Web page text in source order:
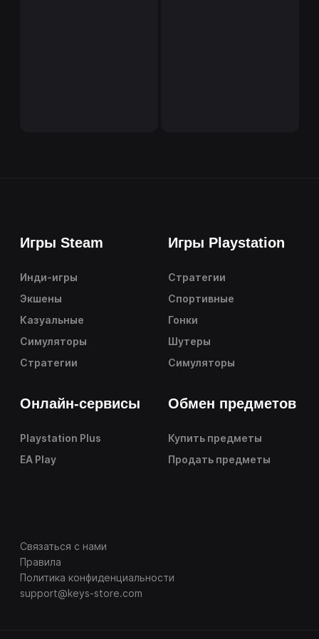
Игры Steam
Инди-игры
Экшены
Казуальные
Симуляторы
Стратегии
Игры Playstation
Стратегии
Спортивные
Гонки
Шутеры
Симуляторы
Онлайн-сервисы
Playstation Plus
EA Play
Обмен предметов
Купить предметы
Продать предметы
Связаться с нами
Правила
Политика конфиденциальности
support@keys-store.com